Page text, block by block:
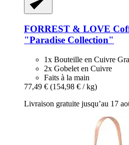
FORREST & LOVE
"Paradise Collection"
1x Bouteille en Cuivre
2x Gobelet en Cuivre
Faits à la main
77,49 € (154,98 € / kg)
Livraison gratuite jusqu’au 17